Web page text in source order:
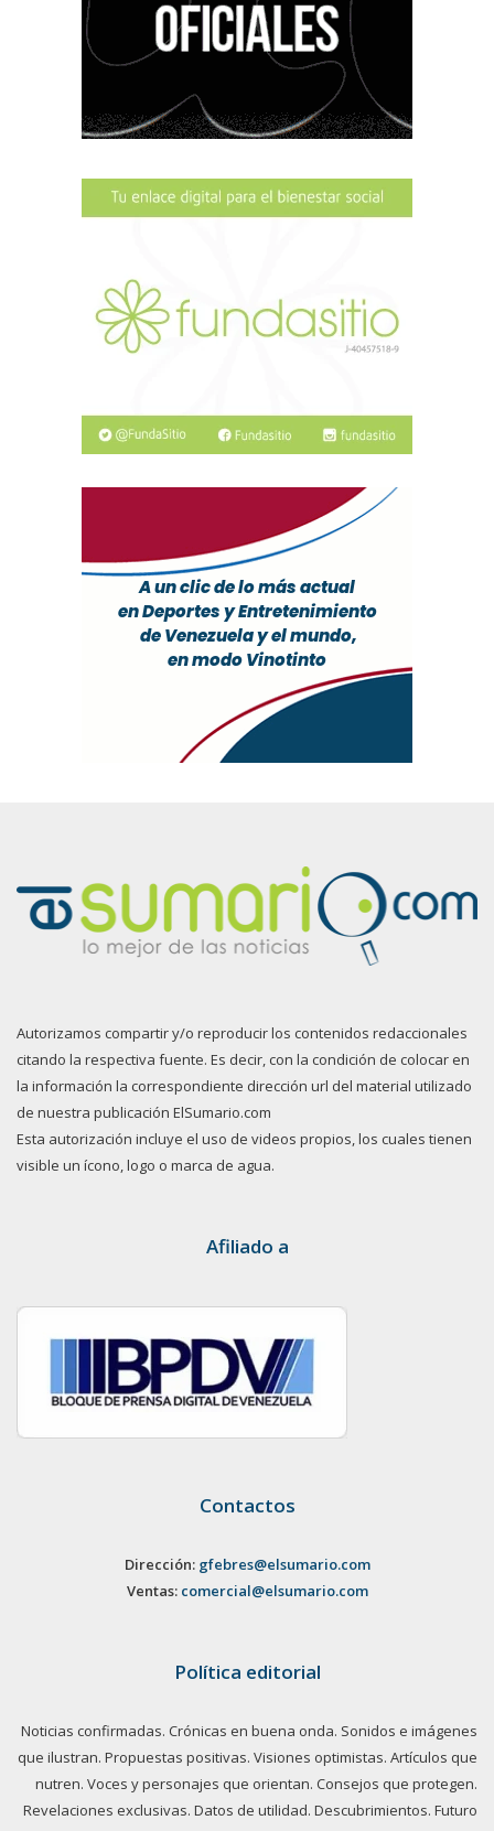
Autorizamos compartir y/o reproducir los contenidos redaccionales
citando la respectiva fuente. Es decir, con la condición de colocar en
la información la correspondiente dirección url del material utilizado
de nuestra publicación ElSumario.com
Esta autorización incluye el uso de videos propios, los cuales tienen
visible un ícono, logo o marca de agua.
Afiliado a
Contactos
Dirección: gfebres@elsumario.com
Ventas: comercial@elsumario.com
Política editorial
Noticias confirmadas. Crónicas en buena onda. Sonidos e imágenes
que ilustran. Propuestas positivas. Visiones optimistas. Artículos que
nutren. Voces y personajes que orientan. Consejos que protegen.
Revelaciones exclusivas. Datos de utilidad. Descubrimientos. Futuro